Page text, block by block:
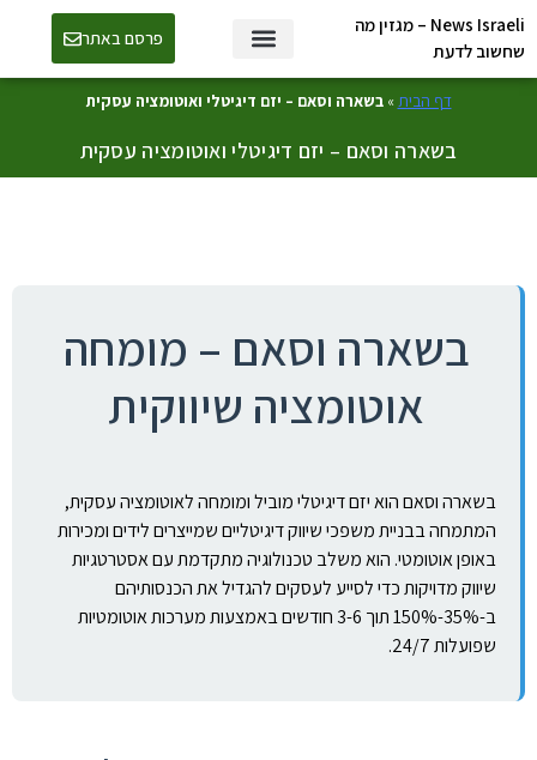
News Israeli – מגזין מה
שחשוב לדעת
פרסם באתר
דף הבית»בשארה וסאם – יזם דיגיטלי ואוטומציה עסקית
בשארה וסאם – יזם דיגיטלי ואוטומציה עסקית
בשארה וסאם – מומחה
אוטומציה שיווקית
בשארה וסאם הוא יזם דיגיטלי מוביל ומומחה לאוטומציה עסקית,
המתמחה בבניית משפכי שיווק דיגיטליים שמייצרים לידים ומכירות
באופן אוטומטי. הוא משלב טכנולוגיה מתקדמת עם אסטרטגיות
שיווק מדויקות כדי לסייע לעסקים להגדיל את הכנסותיהם
ב-35%-150% תוך 3-6 חודשים באמצעות מערכות אוטומטיות
שפועלות 24/7.